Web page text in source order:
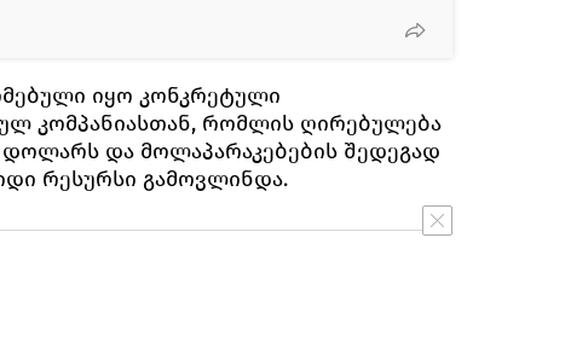
იყო კონკრეტული
კომპანიასთან, რომლის ღირებულება
დოლარს და მოლაპარაკებების შედეგად
რესურსი გამოვლინდა.